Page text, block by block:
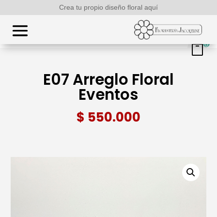
Crea tu propio diseño floral aquí
0
E07 Arreglo Floral
Eventos
$ 550.000